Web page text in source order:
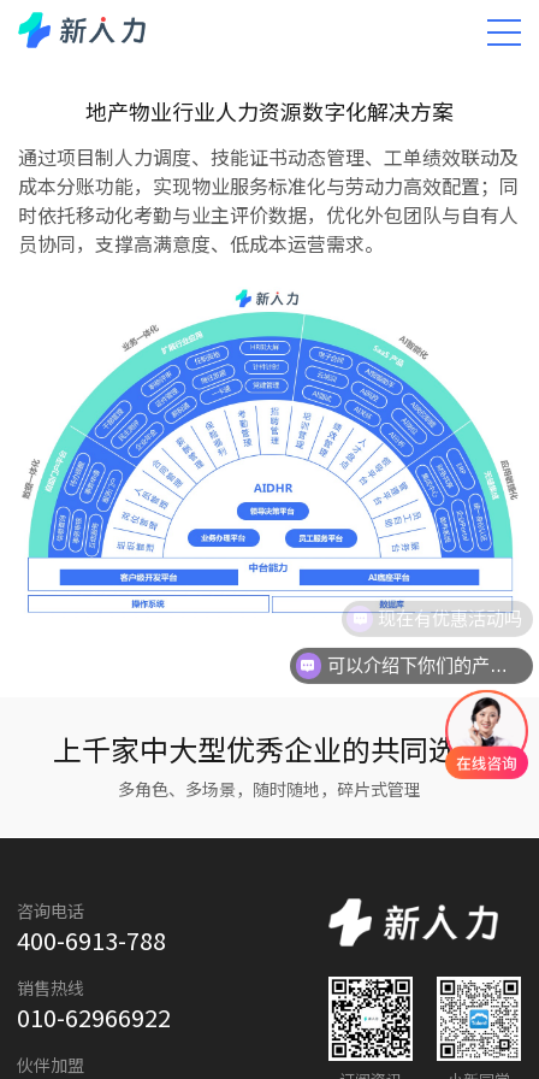
解决方案
地产物业行业人力资源数字化解决方案
通过项目制人力调度、技能证书动态管理、工单绩效联动及
成本分账功能，实现物业服务标准化与劳动力高效配置；同
时依托移动化考勤与业主评价数据，优化外包团队与自有人
员协同，支撑高满意度、低成本运营需求。
上千家中大型优秀企业的共同选择
多角色、多场景，随时随地，碎片式管理
咨询电话
400-6913-788
销售热线
010-62966922
伙伴加盟
现在有优惠活动吗